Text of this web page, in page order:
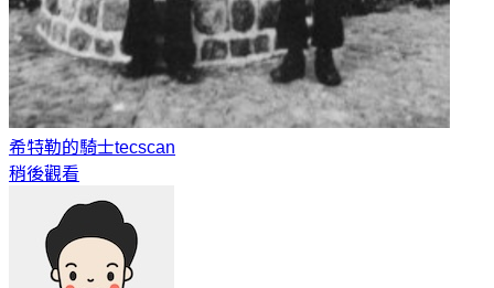
希特勒的騎士tecscan
稍後觀看